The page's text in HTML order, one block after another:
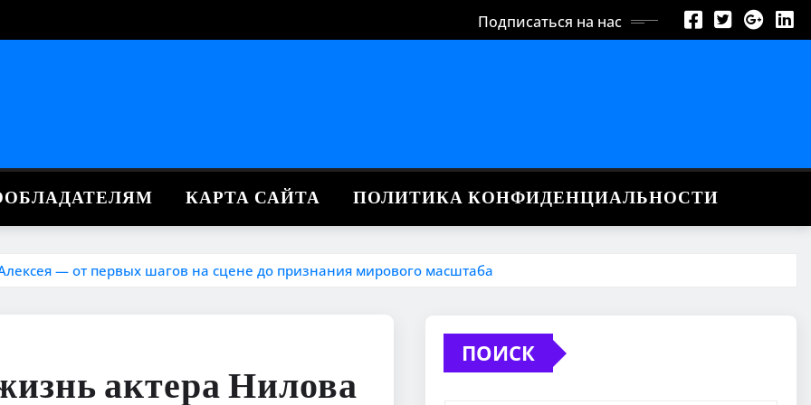
Подписаться на нас
КАРТА САЙТА ПОЛИТИКА КОНФИДЕНЦИАЛЬНОСТИ
— от первых шагов на сцене до признания мирового масштаба
актера Нилова
ПОИСК